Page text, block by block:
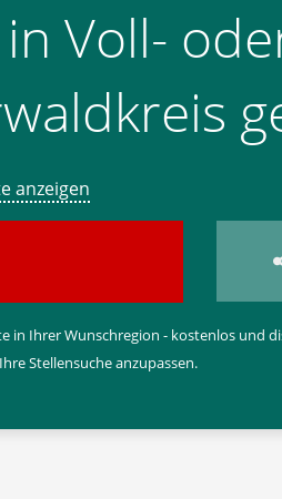
Voll-
anzeigen
in Ihrer Wunschregion - kostenlos und
Stellensuche anzupassen.